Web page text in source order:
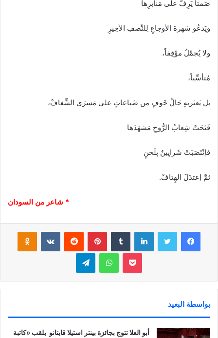
صَمتاً يَرِفُّ على مَنابرِها
ويَدعُو سَهرةَ الأوجاعِ لِلنِّصفِ الأخِيرِ
ولا يُجمِّلُ موْقِفاً،
مُتأسِّياً،
بل يَعتَريهِ حَالُ خَوفٍ من ضَياعاتٍ على مَسرَى الشِّغافْ،
فَتَحَتْ شِعابُ الرُّوحِ مَشهَدَها
فإنْتَصَبَتْ شَرايِينٌ بِلَحنٍ
ثمَّ إعتدَلَ الهِتافْ.
* شاعر من السودان
فيسبوك لينكدإن بينتيريست
بوكيت واتساب تيلقرام
بواسطة البعيد
أبو العلا تتوج بجائزة بينتر استيلا قايتانو بلقب «كاتبة